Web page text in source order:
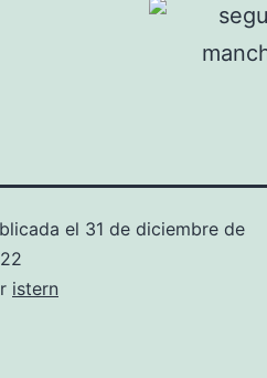
el 31 de diciembre de
istern